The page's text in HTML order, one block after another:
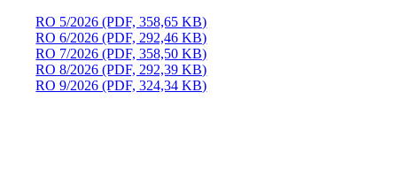
RO 5/2026 (PDF, 358,65 KB)
RO 6/2026 (PDF, 292,46 KB)
RO 7/2026 (PDF, 358,50 KB)
RO 8/2026 (PDF, 292,39 KB)
RO 9/2026 (PDF, 324,34 KB)